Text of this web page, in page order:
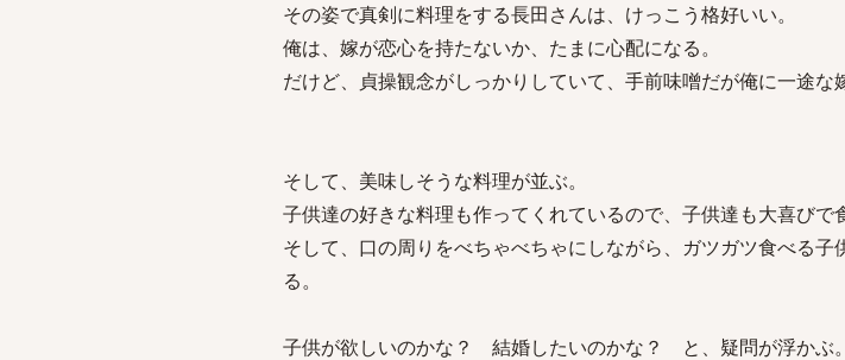
その姿で真剣に料理をする長田さんは、けっこう格好いい。
俺は、嫁が恋心を持たないか、たまに心配になる。
だけど、貞操観念がしっかりしていて、手前味噌だが俺に一途な
そして、美味しそうな料理が並ぶ。
子供達の好きな料理も作ってくれているので、子供達も大喜びで
そして、口の周りをべちゃべちゃにしながら、ガツガツ食べる
る。
子供が欲しいのかな？ 結婚したいのかな？ と、疑問が浮かぶ。